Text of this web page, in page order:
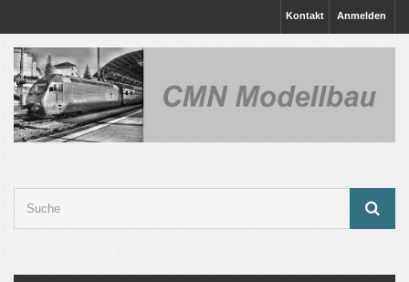
Anmelden
Kontakt